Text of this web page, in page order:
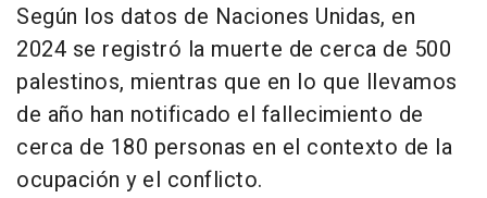
Según los datos de Naciones Unidas, en
2024 se registró la muerte de cerca de 500
palestinos, mientras que en lo que llevamos
de año han notificado el fallecimiento de
cerca de 180 personas en el contexto de la
ocupación y el conflicto.